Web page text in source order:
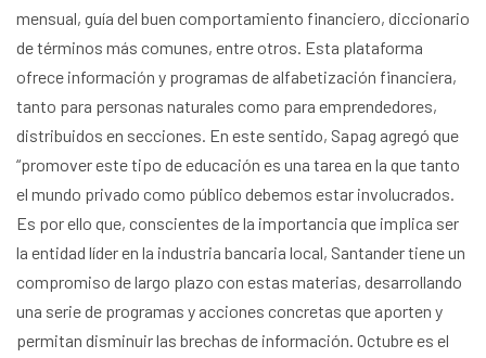
mensual, guía del buen comportamiento financiero, diccionario
de términos más comunes, entre otros. Esta plataforma
ofrece información y programas de alfabetización financiera,
tanto para personas naturales como para emprendedores,
distribuidos en secciones. En este sentido, Sapag agregó que
“promover este tipo de educación es una tarea en la que tanto
el mundo privado como público debemos estar involucrados.
Es por ello que, conscientes de la importancia que implica ser
la entidad líder en la industria bancaria local, Santander tiene un
compromiso de largo plazo con estas materias, desarrollando
una serie de programas y acciones concretas que aporten y
permitan disminuir las brechas de información. Octubre es el